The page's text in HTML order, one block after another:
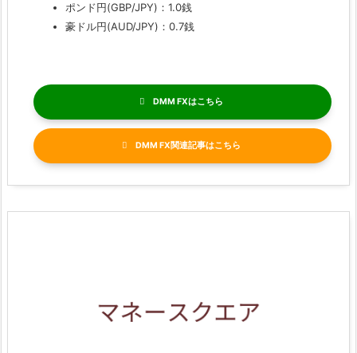
ポンド円(GBP/JPY)：1.0銭
豪ドル円(AUD/JPY)：0.7銭
DMM FX
DMM FX関連記事